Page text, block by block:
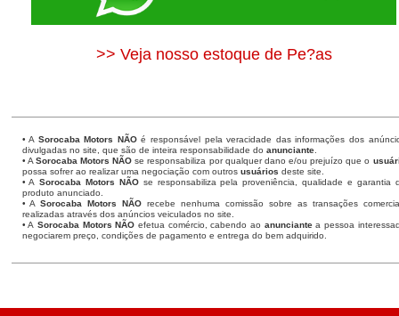
>> Veja nosso estoque de Pe?as
• A Sorocaba Motors NÃOé responsável pela veracidade das informações dos
divulgadas no site, que são de inteira responsabilidade do anunciante.
• A Sorocaba Motors NÃO se responsabiliza por qualquer dano e/ou prejuízo que o
possa sofrer ao realizar uma negociação com outros usuários deste site.
• A Sorocaba Motors NÃOse responsabiliza pela proveniência, qualidade e garantia
produto anunciado.
• ASorocaba Motors NÃO recebe nenhuma comissão sobre as transações
realizadas através dos anúncios veiculados no site.
• A Sorocaba Motors NÃO efetua comércio, cabendo ao anunciantea pessoa
negociarem preço, condições de pagamento e entrega do bem adquirido.